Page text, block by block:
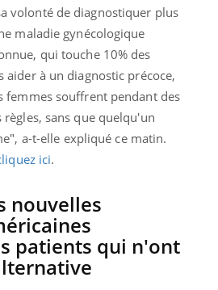
volonté de diagnostiquer plus
maladie gynécologique
qui touche 10% des
aider à un diagnostic précoce,
femmes souffrent pendant des
sans que quelqu'un
a-t-elle expliqué ce matin.
ici.
nouvelles
patients qui n'ont